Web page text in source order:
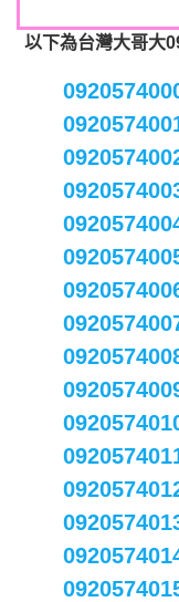
以下為台灣大哥大